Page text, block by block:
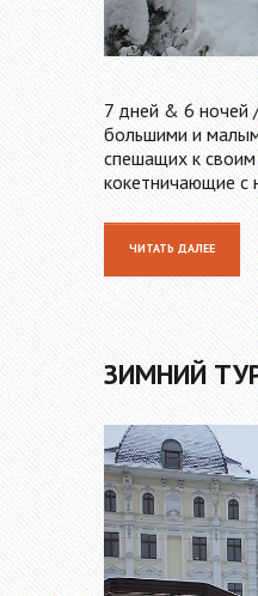
7 дней & 6 ночей
большими и
спешащих к своим
кокетничающие с
ЧИТАТЬ ДАЛЕЕ
ЗИМНИЙ